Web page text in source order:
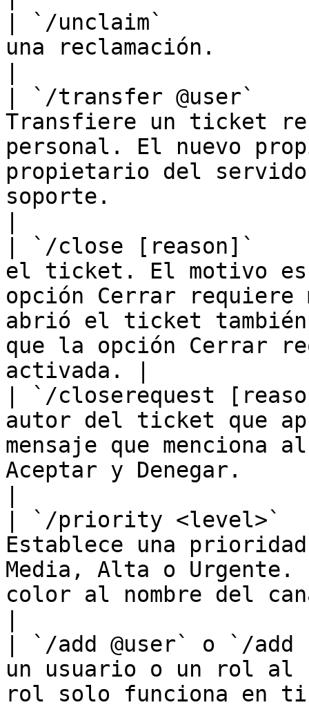
| `/unclaim`
una reclamación.
| `/transfer
Transfiere un ticket
personal. El nuevo
propietario del
soporte.
| `/close
el ticket. El motivo es
opción Cerrar requiere
abrió el ticket también
que la opción Cerrar
activada. |
| `/closerequest
autor del ticket que
mensaje que menciona
Aceptar y Denegar.
| `/priority
Establece una
Media, Alta o Urgente.
color al nombre del
| `/add @user` o `/
un usuario o un rol al
rol solo funciona en